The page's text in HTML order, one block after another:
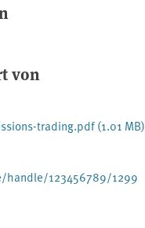
von
trading.pdf(1.01 MB)
123456789/1299